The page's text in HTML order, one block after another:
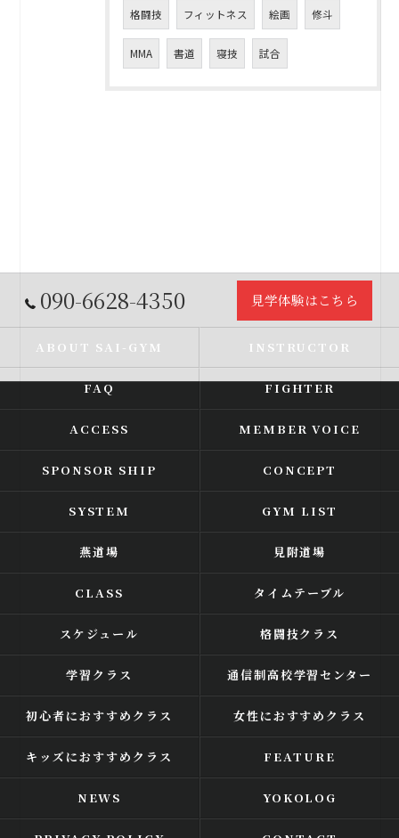
格闘技 フィットネス 絵画 修斗
MMA 書道 寝技 試合
090-6628-4350 見学体験はこちら
ABOUT SAI-GYM INSTRUCTOR
FAQ FIGHTER
ACCESS MEMBER VOICE
SPONSOR SHIP CONCEPT
SYSTEM GYM LIST
燕道場 見附道場
CLASS タイムテーブル
スケジュール 格闘技クラス
学習クラス 通信制高校学習センター
初心者におすすめクラス 女性におすすめクラス
キッズにおすすめクラス FEATURE
NEWS YOKOLOG